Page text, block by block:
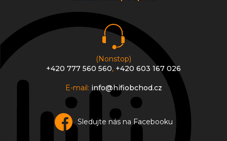
(Nonstop)
+420 777 560 560, +420 603 167 026
E-mail: info@hifiobchod.cz
Sledujte nás na Facebooku